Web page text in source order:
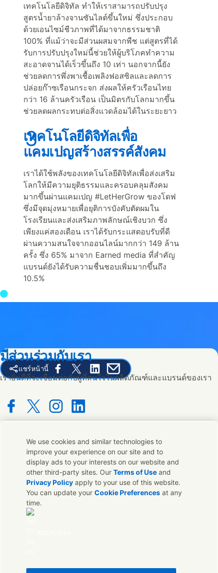
เทคโนโลยีดิจิทัล ทำให้เราสามารถปรับปรุง
สูตรน้ำยาล้างจานซันไลต์ขึ้นใหม่ ซึ่งประกอบ
ด้วยเอนไซม์ชีวภาพที่ได้มาจากธรรมชาติ
100% ที่แม้ว่าจะมีส่วนผสมจากพืช แต่สูตรที่ได้
รับการปรับปรุงใหม่นี้ช่วยให้ผู้บริโภคทำความ
สะอาดจานได้เร็วขึ้นถึง 10 เท่า นอกจากนี้ยัง
ช่วยลดการพึ่งพาเชื้อเพลิงฟอสซิลและลดการ
ปล่อยก๊าซเรือนกระจก ส่งผลให้ครัวเรือนไทย
กว่า 16 ล้านครัวเรือน เป็นมิตรกับโลกมากขึ้น
ช่วยลดผลกระทบต่อสิ่งแวดล้อมได้ในระยะยาว
เทคโนโลยีดิจิทัลเพื่อ
แคมเปญสร้างสรรค์สังคม
เราได้ใช้พลังของเทคโนโลยีดิจิทัลเพื่อส่งเสริม
โลกให้มีความยุติธรรมและครอบคลุมสังคม
มากขึ้นผ่านแคมเปญ #LetHerGrow ของโดฟ
ซึ่งมีจุดมุ่งหมายเพื่อยุติการบังคับตัดผมใน
โรงเรียนและส่งเสริมภาพลักษณ์เชิงบวก ซึ่ง
เพียงแค่สองเดือน เราได้รับกระแสตอบรับที่ดี
ผ่านความสนใจจากออนไลน์มากกว่า 149 ล้าน
ครั้ง ซึ่ง 65% มาจาก Earned media ที่สำคัญ
แบรนด์ยังได้รับความชื่นชอบเพิ่มมากขึ้นถึง
10.5%
แชร์หน้านี้
Share this page on Facebook
Share this page on X
Share this page on Linked In
Share this page on E-mail
มีส่วนร่วมกับเรา
เรายินดีที่จะเชื่อมต่อกับผู้ที่สนใจในผลิตภัณฑ์และแบรนด์ของเรา
ติดต่อเรา
ติดต่อทีมผู้เชี่ยวชาญและ Unilever หรือค้นหาที่ติดต่อทั่วโลก
ติดต่อเรา
ติดต่อ Unilever ประเทศไทย
We use cookies and similar technologies to
improve your experience on our site and to
display ads to your interests on our website and
other third-party sites. OurTerms of Use and
Privacy Policy apply to your use of this website.
You can update yourCookie Preferences at any
time.